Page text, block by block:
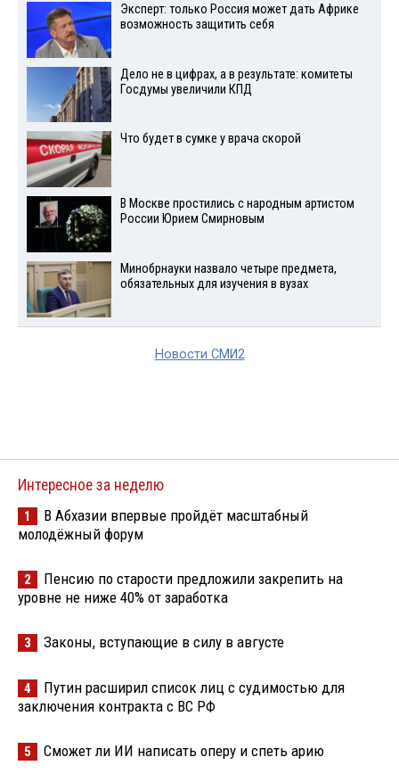
Эксперт: только Россия может дать Африке
возможность защитить себя
Дело не в цифрах, а в результате: комитеты
Госдумы увеличили КПД
Что будет в сумке у врача скорой
В Москве простились с народным артистом
России Юрием Смирновым
Минобрнауки назвало четыре предмета,
обязательных для изучения в вузах
Новости СМИ2
Интересное за неделю
1
В Абхазии впервые пройдёт масштабный
молодёжный форум
2
Пенсию по старости предложили закрепить на
уровне не ниже 40% от заработка
3 Законы, вступающие в силу в августе
4
Путин расширил список лиц с судимостью для
заключения контракта с ВС РФ
5 Сможет ли ИИ написать оперу и спеть арию